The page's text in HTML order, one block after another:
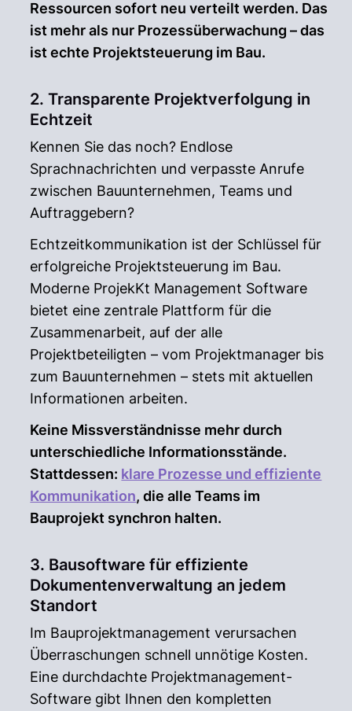
Ressourcen sofort neu verteilt werden. Das
ist mehr als nur Prozessüberwachung – das
ist echte Projektsteuerung im Bau.
2. Transparente Projektverfolgung in
Echtzeit
Kennen Sie das noch? Endlose
Sprachnachrichten und verpasste Anrufe
zwischen Bauunternehmen, Teams und
Auftraggebern?
Echtzeitkommunikation ist der Schlüssel für
erfolgreiche Projektsteuerung im Bau.
Moderne ProjekKt Management Software
bietet eine zentrale Plattform für die
Zusammenarbeit, auf der alle
Projektbeteiligten – vom Projektmanager bis
zum Bauunternehmen – stets mit aktuellen
Informationen arbeiten.
Keine Missverständnisse mehr durch
unterschiedliche Informationsstände.
Stattdessen: klare Prozesse und effiziente
Kommunikation, die alle Teams im
Bauprojekt synchron halten.
3. Bausoftware für effiziente
Dokumentenverwaltung an jedem
Standort
Im Bauprojektmanagement verursachen
Überraschungen schnell unnötige Kosten.
Eine durchdachte Projektmanagement-
Software gibt Ihnen den kompletten